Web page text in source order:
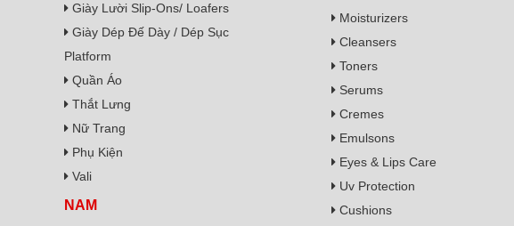
Giày Lười Slip-Ons/ Loafers
Giày Dép Đế Dày / Dép Sục
Platform
Quần Áo
Thắt Lưng
Nữ Trang
Phụ Kiện
Vali
NAM
Moisturizers
Cleansers
Toners
Serums
Cremes
Emulsons
Eyes & Lips Care
Uv Protection
Cushions